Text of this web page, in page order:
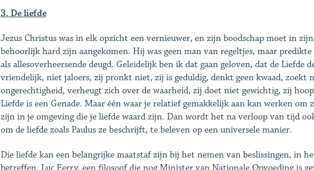
3. De liefde
Jezus Christus was in elk opzicht een vernieuwer, en zijn boodschap moet in
behoorlijk hard zijn aangekomen. Hij was geen man van regeltjes, maar
als allesoverheersende deugd. Geleidelijk ben ik dat gaan geloven, dat de Liefde
vriendelijk, niet jaloers, zij pronkt niet, zij is geduldig, denkt geen kwaad, zoekt
ongerechtigheid, verheugt zich over de waarheid, zij doet niet gewichtig, zij
Liefde is een Genade. Maar één waar je relatief gemakkelijk aan kan werken
zijn in je omgeving die je liefde waard zijn. Dan wordt het na verloop van tijd
om de liefde zoals Paulus ze beschrijft, te beleven op een universele manier.
Die liefde kan een belangrijke maatstaf zijn bij het nemen van beslissingen, in